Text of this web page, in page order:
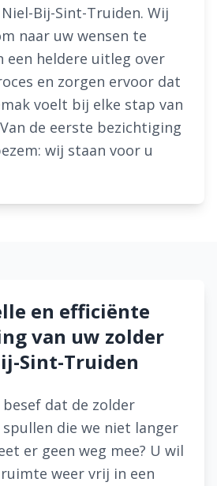
Bij-Sint-Truiden. Wij
naar uw wensen te
een heldere uitleg over
en zorgen ervoor dat
voelt bij elke stap van
de eerste bezichtiging
wij staan voor u
en efficiënte
van uw zolder
Sint-Truiden
dat de zolder
die we niet langer
er geen weg mee? U wil
weer vrij in een